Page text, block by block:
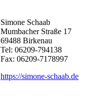
Simone Schaab
Mumbacher Straße 17
69488 Birkenau
Tel: 06209-794138
Fax: 06209-7178997
https://simone-schaab.de